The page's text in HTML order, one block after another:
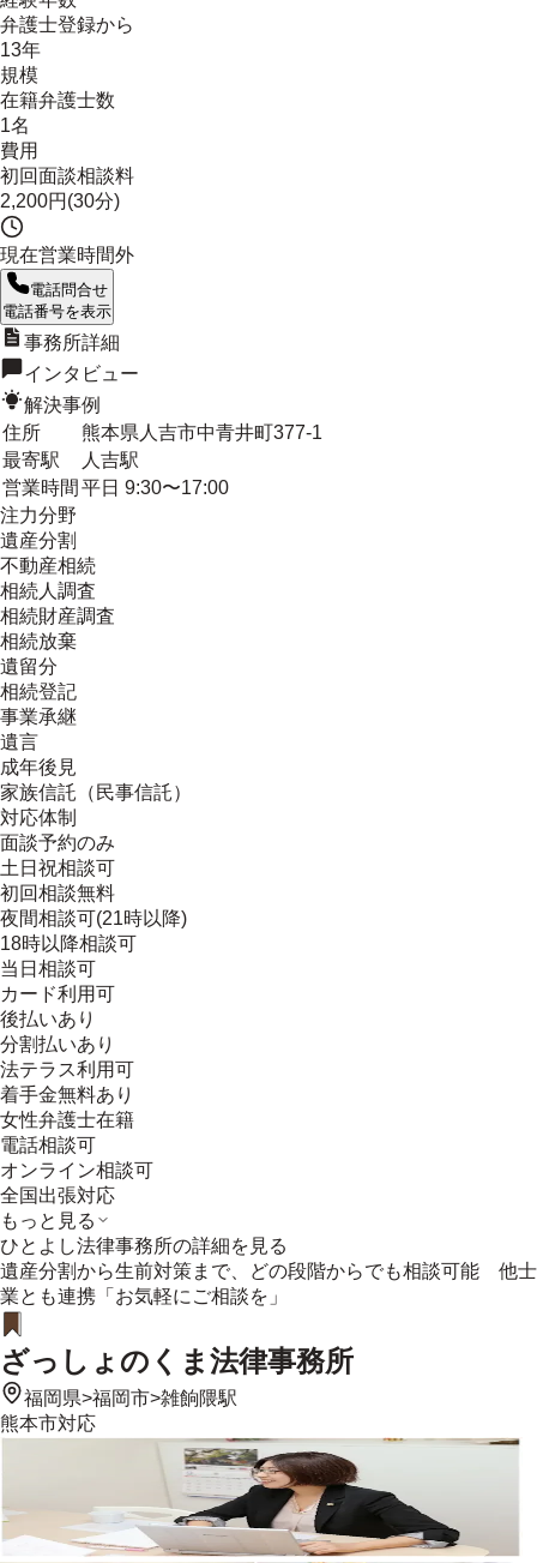
弁護士登録から
13年
規模
在籍弁護士数
1名
費用
初回面談相談料
2,200円(30分)
現在営業時間外
電話問合せ
電話番号を表示
事務所詳細
インタビュー
解決事例
住所
熊本県人吉市中青井町377-1
最寄駅
人吉駅
営業時間 平日 9:30〜17:00
注力分野
遺産分割
不動産相続
相続人調査
相続財産調査
相続放棄
遺留分
相続登記
事業承継
遺言
成年後見
家族信託（民事信託）
対応体制
面談予約のみ
土日祝相談可
初回相談無料
夜間相談可(21時以降)
18時以降相談可
当日相談可
カード利用可
後払いあり
分割払いあり
法テラス利用可
着手金無料あり
女性弁護士在籍
電話相談可
オンライン相談可
全国出張対応
もっと見る
ひとよし法律事務所の詳細を見る
遺産分割から生前対策まで、どの段階からでも相談可能 他士
業とも連携「お気軽にご相談を」
ざっしょのくま法律事務所
福岡県>福岡市>雑餉隈駅
熊本市対応